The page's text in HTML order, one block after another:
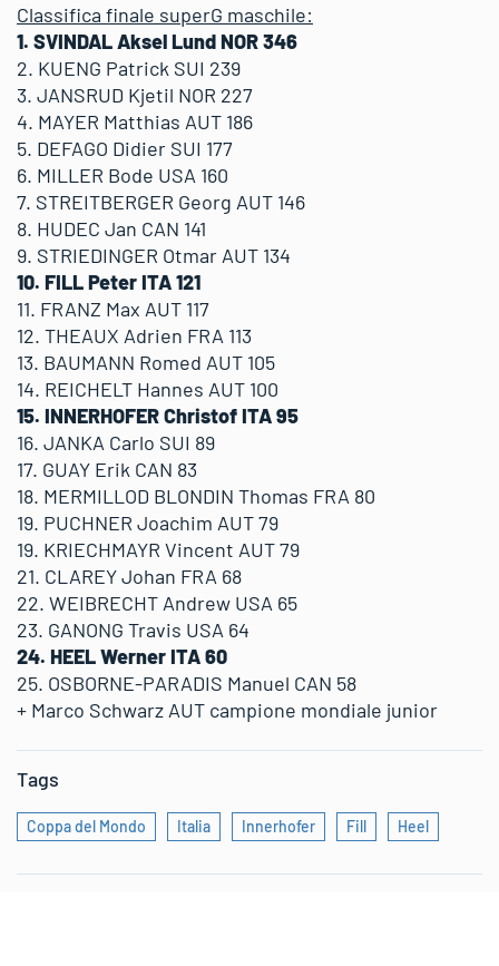
Classifica finale superG maschile:
1. SVINDAL Aksel Lund NOR 346
2. KUENG Patrick SUI 239
3. JANSRUD Kjetil NOR 227
4. MAYER Matthias AUT 186
5. DEFAGO Didier SUI 177
6. MILLER Bode USA 160
7. STREITBERGER Georg AUT 146
8. HUDEC Jan CAN 141
9. STRIEDINGER Otmar AUT 134
10. FILL Peter ITA 121
11. FRANZ Max AUT 117
12. THEAUX Adrien FRA 113
13. BAUMANN Romed AUT 105
14. REICHELT Hannes AUT 100
15. INNERHOFER Christof ITA 95
16. JANKA Carlo SUI 89
17. GUAY Erik CAN 83
18. MERMILLOD BLONDIN Thomas FRA 80
19. PUCHNER Joachim AUT 79
19. KRIECHMAYR Vincent AUT 79
21. CLAREY Johan FRA 68
22. WEIBRECHT Andrew USA 65
23. GANONG Travis USA 64
24. HEEL Werner ITA 60
25. OSBORNE-PARADIS Manuel CAN 58
+ Marco Schwarz AUT campione mondiale junior
Tags
Coppa del Mondo Italia Innerhofer Fill Heel